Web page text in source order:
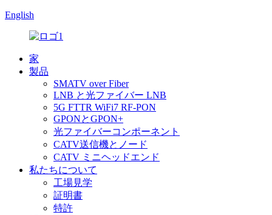
English
家
製品
SMATV over Fiber
LNB と光ファイバー LNB
5G FTTR WiFi7 RF-PON
GPONとGPON+
光ファイバーコンポーネント
CATV送信機とノード
CATV ミニヘッドエンド
私たちについて
工場見学
証明書
特許